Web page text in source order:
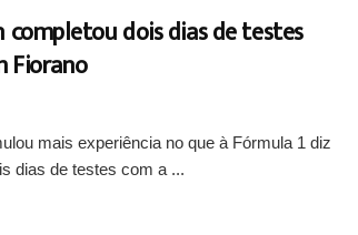
completou dois dias de testes
Fiorano
mais experiência no que à Fórmula 1 diz
dias de testes com a ...